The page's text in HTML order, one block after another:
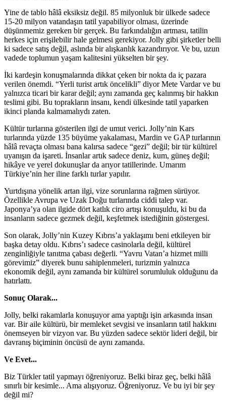
Yine de tablo hâlâ eksiksiz değil. 85 milyonluk bir ülkede sadece
15-20 milyon vatandaşın tatil yapabiliyor olması, üzerinde
düşünmemiz gereken bir gerçek. Bu farkındalığın artması, tatilin
herkes için erişilebilir hale gelmesi gerekiyor. Jolly gibi şirketler belli
ki sadece satış değil, aslında bir alışkanlık kazandırıyor. Ve bu, uzun
vadede toplumun yaşam kalitesini yükselten bir şey.
İki kardeşin konuşmalarında dikkat çeken bir nokta da iç pazara
verilen önemdi. “Yerli turist artık öncelikli” diyor Mete Vardar ve bu
yalnızca ticari bir karar değil; aynı zamanda geç kalınmış bir hakkın
teslimi gibi. Bu toprakların insanı, kendi ülkesinde tatil yaparken
ikinci planda kalmamalıydı zaten.
Kültür turlarına gösterilen ilgi de umut verici. Jolly’nin Kars
turlarında yüzde 135 büyüme yakalaması, Mardin ve GAP turlarının
hâlâ revaçta olması bana kalırsa sadece “gezi” değil; bir tür kültürel
uyanışın da işareti. İnsanlar artık sadece deniz, kum, güneş değil;
hikâye ve yerel dokunuşlar da arıyor tatillerinde. Umarım
Türkiye’nin her iline farklı turlar yapılır.
Yurtdışına yönelik artan ilgi, vize sorunlarına rağmen sürüyor.
Özellikle Avrupa ve Uzak Doğu turlarında ciddi talep var.
Japonya’ya olan ilgide dört katlık ciro artışı konuşuldu, ki bu da
insanların sadece gezmek değil, keşfetmek istediğinin göstergesi.
Son olarak, Jolly’nin Kuzey Kıbrıs’a yaklaşımı beni etkileyen bir
başka detay oldu. Kıbrıs’ı sadece casinolarla değil, kültürel
zenginliğiyle tanıtma çabası değerli. “Yavru Vatan’a hizmet milli
görevimiz” diyerek bunu sahiplenmeleri, turizmin yalnızca
ekonomik değil, aynı zamanda bir kültürel sorumluluk olduğunu da
hatırlattı.
Sonuç Olarak...
Jolly, belki rakamlarla konuşuyor ama yaptığı işin arkasında insan
var. Bir aile kültürü, bir memleket sevgisi ve insanların tatil hakkını
önemseyen bir vizyon var. Bu yüzden sadece sektör lideri değil, bir
davranış biçiminin öncüsü de aynı zamanda.
Ve Evet...
Biz Türkler tatil yapmayı öğreniyoruz. Belki biraz geç, belki hâlâ
sınırlı bir kesimle... Ama alışıyoruz. Öğreniyoruz. Ve bu iyi bir şey
değil mi?